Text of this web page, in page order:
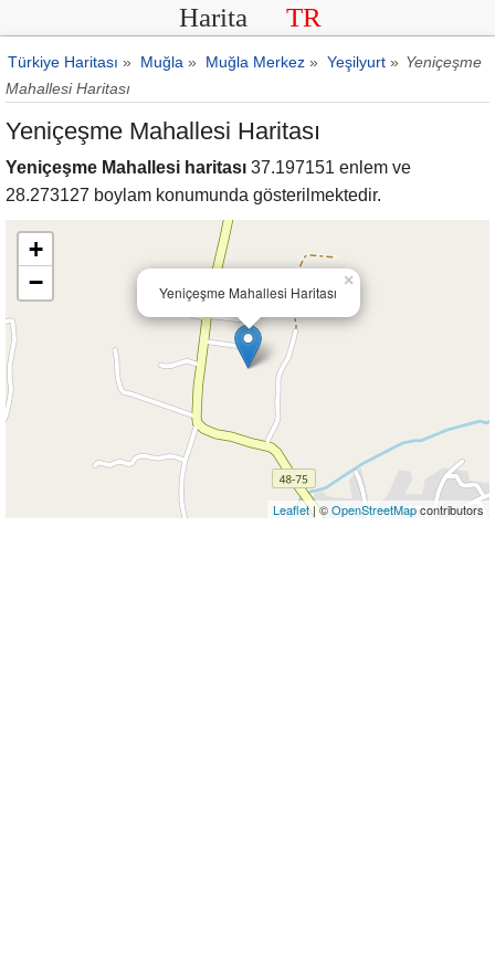
Harita TR
Türkiye Haritası » Muğla » Muğla Merkez » Yeşilyurt » Yeniçeşme
Mahallesi Haritası
Yeniçeşme Mahallesi Haritası
Yeniçeşme Mahallesi haritası 37.197151 enlem ve
28.273127 boylam konumunda gösterilmektedir.
Yeniçeşme Mahallesi Haritası
×
+
−
Leaflet| ©OpenStreetMapcontributors